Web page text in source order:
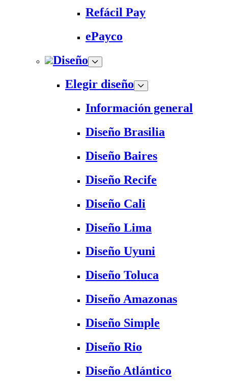
Refácil Pay
ePayco
Diseño
Elegir diseño
Información general
Diseño Brasilia
Diseño Baires
Diseño Recife
Diseño Cali
Diseño Lima
Diseño Uyuni
Diseño Toluca
Diseño Amazonas
Diseño Simple
Diseño Rio
Diseño Atlántico